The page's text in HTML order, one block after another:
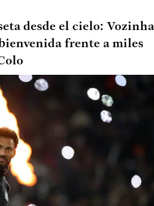
desde el cielo: Vozinha
frente a miles